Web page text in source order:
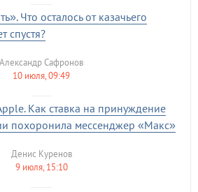
Что осталось от казачьего
спустя?
10 июля, 09:49
Александр Сафронов
Как ставка на принуждение
похоронила мессенджер «Макс»
9 июля, 15:10
Денис Куренов